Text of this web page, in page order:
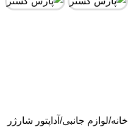
خانه لوازم جانبی آداپتور شارژر